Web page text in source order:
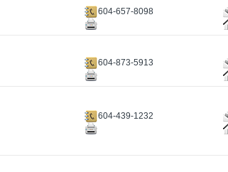
604-657-8098
604-873-5913
604-439-1232